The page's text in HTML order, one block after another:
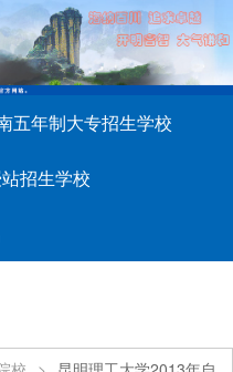
五年制大专招生学校
招生学校